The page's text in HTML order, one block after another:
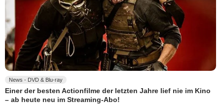
News - DVD & Blu-ray
Einer der besten Actionfilme der letzten Jahre lief nie im Kino
– ab heute neu im Streaming-Abo!